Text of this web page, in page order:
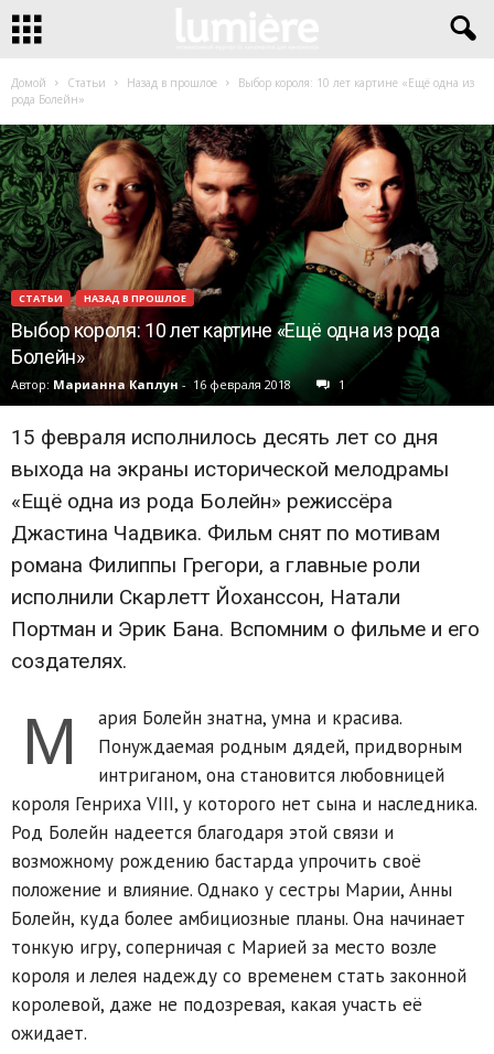
Домой Статьи Назад в прошлое
Выбор короля: 10 лет картине «Ещё одна из
рода Болейн»
СТАТЬИ НАЗАД В ПРОШЛОЕ
Выбор короля: 10 лет картине «Ещё одна из рода
Болейн»
Автор: Марианна Каплун - 16 февраля 2018 1
15 февраля исполнилось десять лет со дня
выхода на экраны исторической мелодрамы
«Ещё одна из рода Болейн» режиссёра
Джастина Чадвика. Фильм снят по мотивам
романа Филиппы Грегори, а главные роли
исполнили Скарлетт Йоханссон, Натали
Портман и Эрик Бана. Вспомним о фильме и его
создателях.
М
ария Болейн знатна, умна и красива.
Понуждаемая родным дядей, придворным
интриганом, она становится любовницей
короля Генриха VIII, у которого нет сына и наследника.
Род Болейн надеется благодаря этой связи и
возможному рождению бастарда упрочить своё
положение и влияние. Однако у сестры Марии, Анны
Болейн, куда более амбициозные планы. Она начинает
тонкую игру, соперничая с Марией за место возле
короля и лелея надежду со временем стать законной
королевой, даже не подозревая, какая участь её
ожидает.